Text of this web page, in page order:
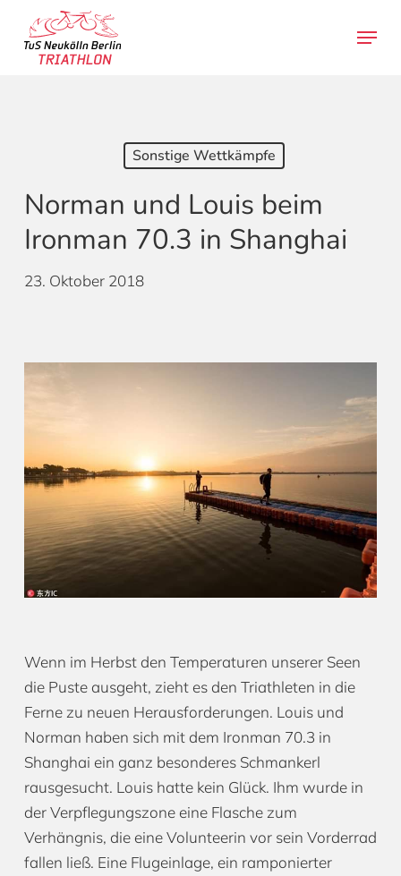
search
Menu
Sonstige Wettkämpfe
Norman und Louis beim
Ironman 70.3 in Shanghai
23. Oktober 2018
Wenn im Herbst den Temperaturen unserer Seen
die Puste ausgeht, zieht es den Triathleten in die
Ferne zu neuen Herausforderungen. Louis und
Norman haben sich mit dem Ironman 70.3 in
Shanghai ein ganz besonderes Schmankerl
rausgesucht. Louis hatte kein Glück. Ihm wurde in
der Verpflegungszone eine Flasche zum
Verhängnis, die eine Volunteerin vor sein Vorderrad
fallen ließ. Eine Flugeinlage, ein ramponierter